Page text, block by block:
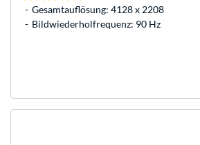
Gesamtauflösung: 4128 x 2208
Bildwiederholfrequenz: 90 Hz